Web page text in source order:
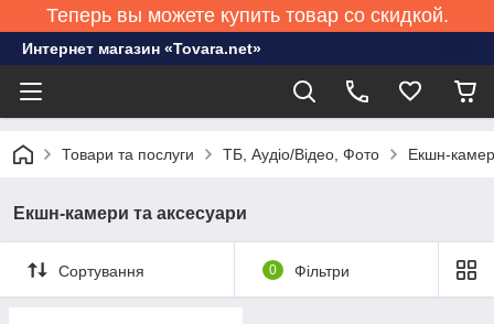
Теперь вы можете купить товар со скидкой.
Интернет магазин «Tovara.net»
Товари та послуги ТБ, Аудіо/Відео, Фото Екшн-
Екшн-камери та аксесуари
Сортування 0 Фільтри